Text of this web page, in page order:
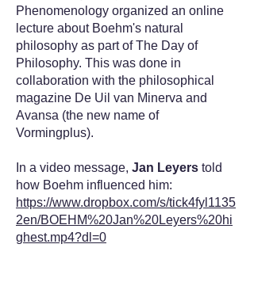
Phenomenology organized an online
lecture about Boehm's natural
philosophy as part of The Day of
Philosophy. This was done in
collaboration with the philosophical
magazine De Uil van Minerva and
Avansa (the new name of
Vormingplus).
In a video message, Jan Leyers told
how Boehm influenced him:
https://www.dropbox.com/s/tick4fyl1135
2en/BOEHM%20Jan%20Leyers%20hi
ghest.mp4?dl=0